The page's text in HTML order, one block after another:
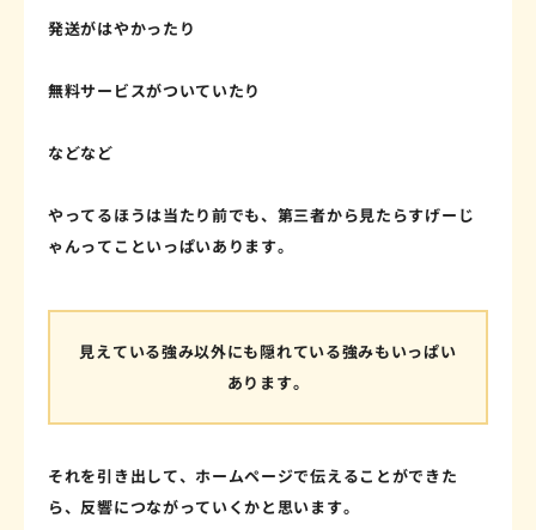
発送がはやかったり
無料サービスがついていたり
などなど
やってるほうは当たり前でも、第三者から見たらすげーじ
ゃんってこといっぱいあります。
見えている強み以外にも隠れている強みもいっぱい
あります。
それを引き出して、ホームページで伝えることができた
ら、反響につながっていくかと思います。